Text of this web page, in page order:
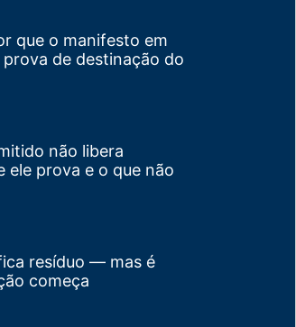
que o manifesto em
de destinação do
não libera
ele prova e o que não
resíduo — mas é
começa